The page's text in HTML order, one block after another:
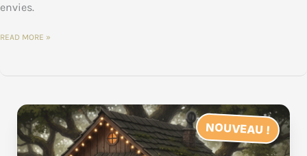
envies.
SAINT-
SÉJOUR
CABANE
DANS
COMBRAILLES
READ MORE »
NOUVEAU !